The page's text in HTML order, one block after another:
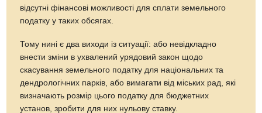
відсутні фінансові можливості для сплати земельного
податку у таких обсягах.
Тому нині є два виходи із ситуації: або невідкладно
внести зміни в ухвалений урядовий закон щодо
скасування земельного податку для національних та
дендрологічних парків, або вимагати від міських рад, які
визначають розмір цього податку для бюджетних
установ, зробити для них нульову ставку.